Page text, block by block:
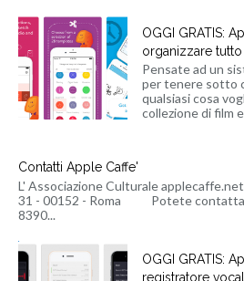
OGGI GRATIS:
organizzare
Pensate ad un
per tenere sotto
qualsiasi cosa
collezione di film
Contatti Apple Caffe'
L' Associazione Culturale
31 - 00152 - Roma Potete
8390...
OGGI GRATIS:
registratore